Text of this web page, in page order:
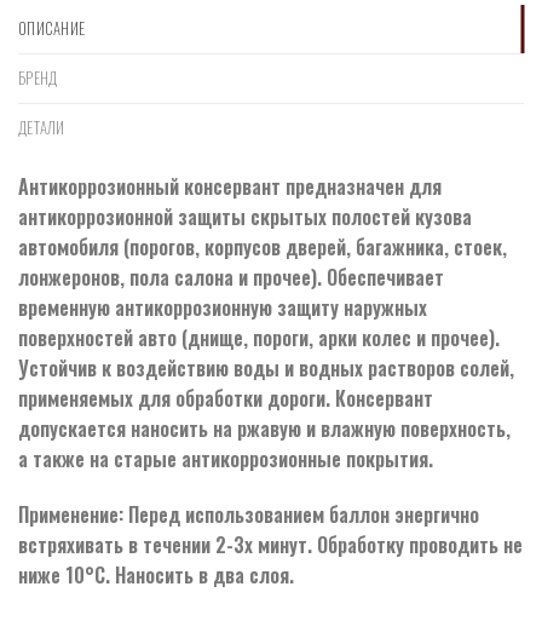
ОПИСАНИЕ
БРЕНД
ДЕТАЛИ
Антикоррозионный консервант предназначен для
антикоррозионной защиты скрытых полостей кузова
автомобиля (порогов, корпусов дверей, багажника, стоек,
лонжеронов, пола салона и прочее). Обеспечивает
временную антикоррозионную защиту наружных
поверхностей авто (днище, пороги, арки колес и прочее).
Устойчив к воздействию воды и водных растворов солей,
применяемых для обработки дороги. Консервант
допускается наносить на ржавую и влажную поверхность,
а также на старые антикоррозионные покрытия.
Применение: Перед использованием баллон энергично
встряхивать в течении 2-3х минут. Обработку проводить не
ниже 10°С. Наносить в два слоя.